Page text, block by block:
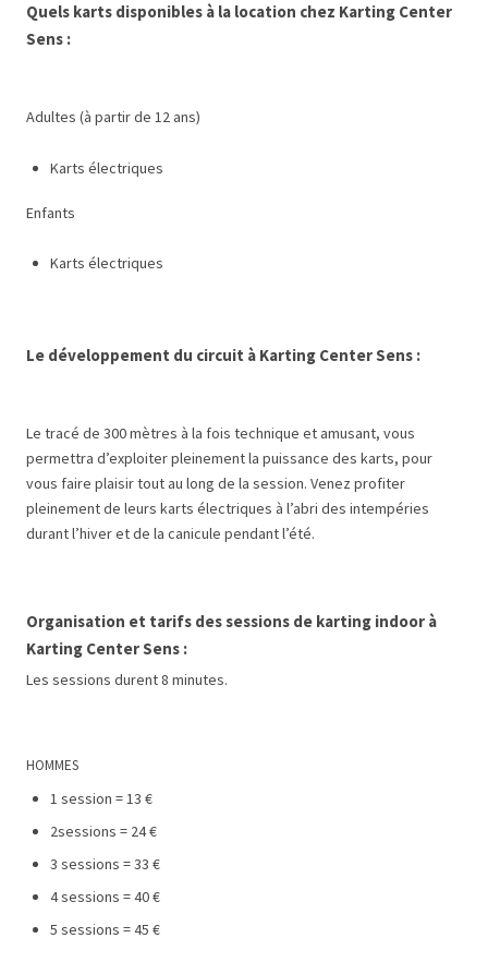
Quels karts disponibles à la location chez Karting Center
Sens :
Adultes (à partir de 12 ans)
Karts électriques
Enfants
Karts électriques
Le développement du circuit à Karting Center Sens :
Le tracé de 300 mètres à la fois technique et amusant, vous
permettra d’exploiter pleinement la puissance des karts, pour
vous faire plaisir tout au long de la session. Venez profiter
pleinement de leurs karts électriques à l’abri des intempéries
durant l’hiver et de la canicule pendant l’été.
Organisation et tarifs des sessions de karting indoor à
Karting Center Sens :
Les sessions durent 8 minutes.
HOMMES
1 session = 13 €
2sessions = 24 €
3 sessions = 33 €
4 sessions = 40 €
5 sessions = 45 €